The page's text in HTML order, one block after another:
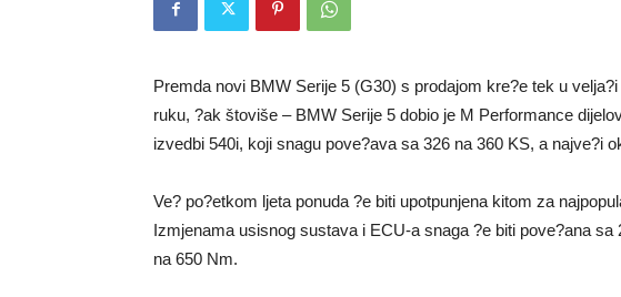
Premda novi BMW Serije 5 (G30) s prodajom kre?e tek u
ruku, ?ak štoviše – BMW Serije 5 dobio je M Performance
izvedbi 540i, koji snagu pove?ava sa 326 na 360 KS, a najve?i
Ve? po?etkom ljeta ponuda ?e biti upotpunjena kitom za
Izmjenama usisnog sustava i ECU-a snaga ?e biti pove?ana
na 650 Nm.